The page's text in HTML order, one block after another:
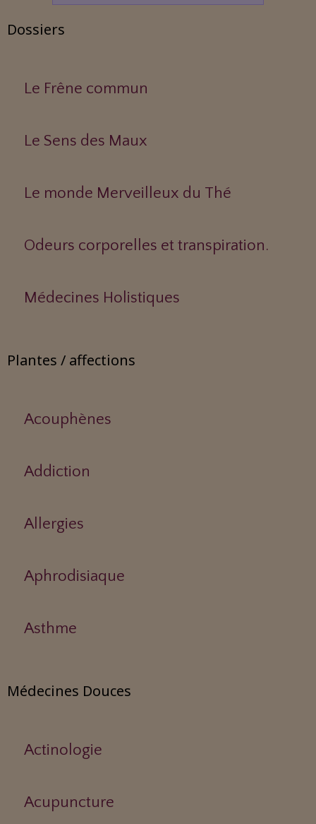
Dossiers
Le Frêne commun
Le Sens des Maux
Le monde Merveilleux du Thé
Odeurs corporelles et transpiration.
Médecines Holistiques
Plantes / affections
Acouphènes
Addiction
Allergies
Aphrodisiaque
Asthme
Médecines Douces
Actinologie
Acupuncture